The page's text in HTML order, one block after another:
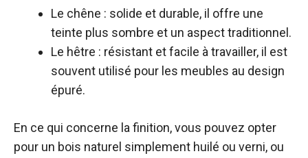
Le chêne : solide et durable, il offre une
teinte plus sombre et un aspect traditionnel.
Le hêtre : résistant et facile à travailler, il est
souvent utilisé pour les meubles au design
épuré.
En ce qui concerne la finition, vous pouvez opter
pour un bois naturel simplement huilé ou verni, ou